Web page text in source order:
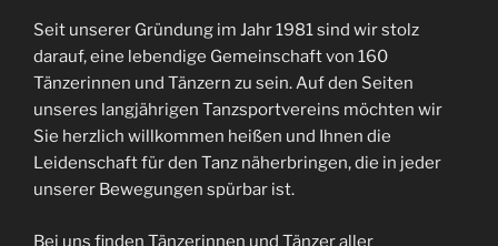
Seit unserer Gründung im Jahr 1981 sind wir stolz
darauf, eine lebendige Gemeinschaft von 160
Tänzerinnen und Tänzern zu sein. Auf den Seiten
unseres langjährigen Tanzsportvereins möchten wir
Sie herzlich willkommen heißen und Ihnen die
Leidenschaft für den Tanz näherbringen, die in jeder
unserer Bewegungen spürbar ist.
Bei uns finden Tänzerinnen und Tänzer aller